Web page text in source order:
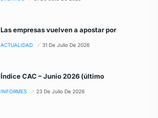
Las empresas vuelven a apostar por
ACTUALIDAD 31 De Julio De 2026
Índice CAC – Junio 2026 (último
INFORMES 23 De Julio De 2026